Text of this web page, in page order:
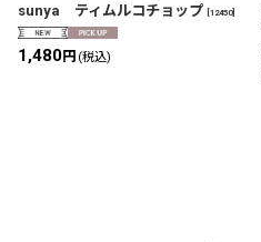
sunya ティムルコチョップ 12450]
1,480円 (税込)